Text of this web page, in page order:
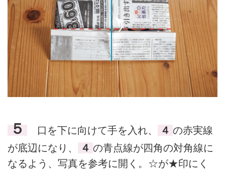
５ 口を下に向けて手を入れ、 ４ の赤実線
が底辺になり、
４ の青点線が四角の対角線に
なるよう、写真を参考に開く。☆が★印にく